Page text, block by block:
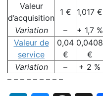
Valeur
d’acquisition
1 € 1,017 €
Variation
– + 1,7 %
Valeur de
service
0,04
€
0,0408
€
Variation
– + 2 %
– – – – – – – – –